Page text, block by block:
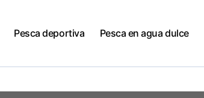
Pesca deportiva Pesca en agua dulce